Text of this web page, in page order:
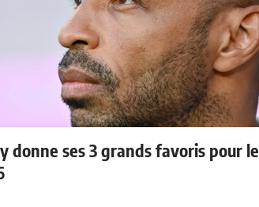
donne ses 3 grands favoris pour le